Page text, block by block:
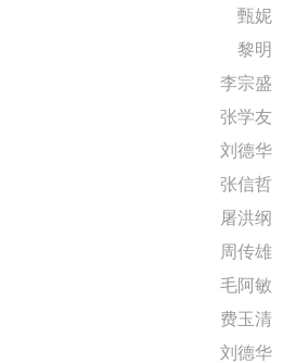
甄妮
黎明
李宗盛
张学友
刘德华
张信哲
屠洪纲
周传雄
毛阿敏
费玉清
刘德华